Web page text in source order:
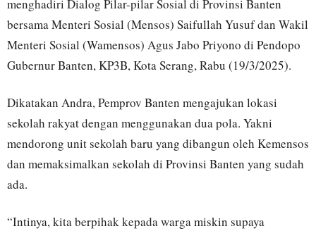
menghadiri Dialog Pilar-pilar Sosial di Provinsi Banten
bersama Menteri Sosial (Mensos) Saifullah Yusuf dan Wakil
Menteri Sosial (Wamensos) Agus Jabo Priyono di Pendopo
Gubernur Banten, KP3B, Kota Serang, Rabu (19/3/2025).
Dikatakan Andra, Pemprov Banten mengajukan lokasi
sekolah rakyat dengan menggunakan dua pola. Yakni
mendorong unit sekolah baru yang dibangun oleh Kemensos
dan memaksimalkan sekolah di Provinsi Banten yang sudah
ada.
“Intinya, kita berpihak kepada warga miskin supaya